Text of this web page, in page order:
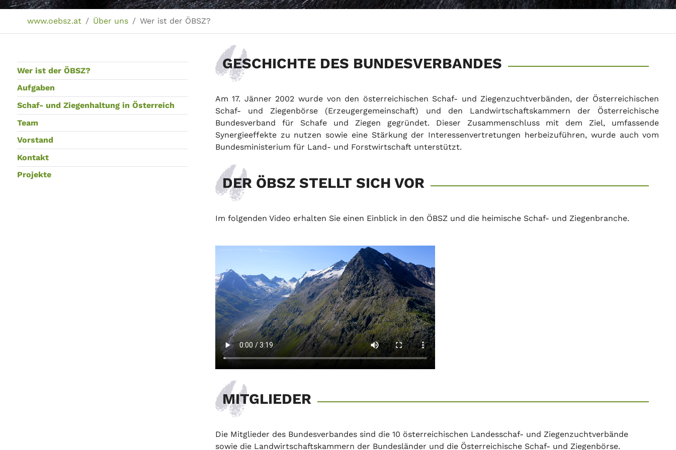
www.oebsz.at Über uns Wer ist der ÖBSZ?
Wer ist der ÖBSZ?
Aufgaben
Schaf- und Ziegenhaltung in Österreich
Team
Vorstand
Kontakt
Projekte
GESCHICHTE DES BUNDESVERBANDES
Am 17. Jänner 2002 wurde von den österreichischen Schaf- und Ziegenzuchtverbänden, der Österreichischen
Schaf- und Ziegenbörse (Erzeugergemeinschaft) und den Landwirtschaftskammern der Österreichische
Bundesverband für Schafe und Ziegen gegründet. Dieser Zusammenschluss mit dem Ziel, umfassende
Synergieeffekte zu nutzen sowie eine Stärkung der Interessenvertretungen herbeizuführen, wurde auch vom
Bundesministerium für Land- und Forstwirtschaft unterstützt.
DER ÖBSZ STELLT SICH VOR
Im folgenden Video erhalten Sie einen Einblick in den ÖBSZ und die heimische Schaf- und Ziegenbranche.
MITGLIEDER
Die Mitglieder des Bundesverbandes sind die 10 österreichischen Landesschaf- und Ziegenzuchtverbände
sowie die Landwirtschaftskammern der Bundesländer und die Österreichische Schaf- und Ziegenbörse.